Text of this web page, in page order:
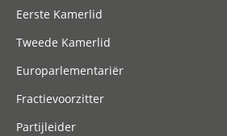
Eerste Kamerlid
Tweede Kamerlid
Europarlementariër
Fractievoorzitter
Partijleider